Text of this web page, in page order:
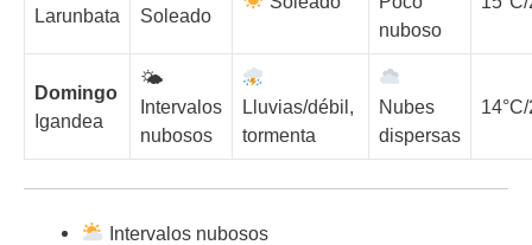
Larunbata
Soleado
nuboso
Domingo
Igandea
🌤
Intervalos
nubosos
Lluvias/débil,
tormenta
Nubes
dispersas
Intervalos nubosos